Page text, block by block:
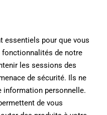
essentiels pour que vous
de notre
les sessions des
de sécurité. Ils ne
information personnelle.
de vous